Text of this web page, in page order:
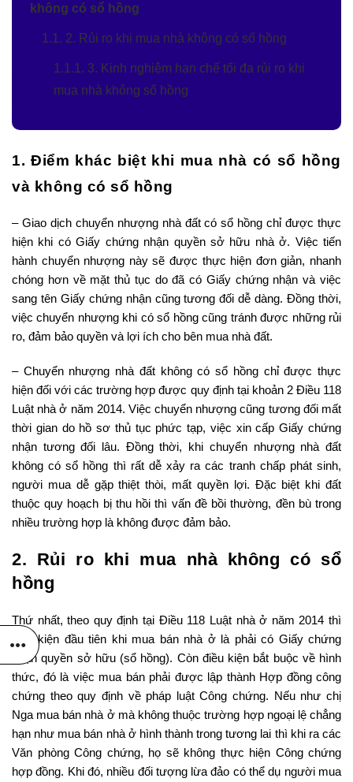
không có sổ hồng
1.1. 2. Rủi ro khi mua nhà không có sổ hồng
1.1.1. 3. Kinh nghiệm hạn chế tối đa rủi ro khi
mua nhà không sổ hồng
1. Điểm khác biệt khi mua nhà có sổ hồng
và không có sổ hồng
– Giao dịch chuyển nhượng nhà đất có sổ hồng chỉ được thực
hiện khi có Giấy chứng nhận quyền sở hữu nhà ở. Việc tiến
hành chuyển nhượng này sẽ được thực hiện đơn giản, nhanh
chóng hơn về mặt thủ tục do đã có Giấy chứng nhận và việc
sang tên Giấy chứng nhận cũng tương đối dễ dàng. Đồng thời,
việc chuyển nhượng khi có sổ hồng cũng tránh được những rủi
ro, đảm bảo quyền và lợi ích cho bên mua nhà đất.
– Chuyển nhượng nhà đất không có sổ hồng chỉ được thực
hiện đối với các trường hợp được quy định tại khoản 2 Điều 118
Luật nhà ở năm 2014. Việc chuyển nhượng cũng tương đối mất
thời gian do hồ sơ thủ tục phức tạp, việc xin cấp Giấy chứng
nhận tương đối lâu. Đồng thời, khi chuyển nhượng nhà đất
không có sổ hồng thì rất dễ xảy ra các tranh chấp phát sinh,
người mua dễ gặp thiệt thòi, mất quyền lợi. Đặc biệt khi đất
thuộc quy hoạch bị thu hồi thì vấn đề bồi thường, đền bù trong
nhiều trường hợp là không được đảm bảo.
2. Rủi ro khi mua nhà không có sổ
hồng
Thứ nhất, theo quy định tại Điều 118 Luật nhà ở năm 2014 thì
điều kiện đầu tiên khi mua bán nhà ở là phải có Giấy chứng
nhận quyền sở hữu (sổ hồng). Còn điều kiện bắt buộc về hình
thức, đó là việc mua bán phải được lập thành Hợp đồng công
chứng theo quy định về pháp luật Công chứng. Nếu như chị
Nga mua bán nhà ở mà không thuộc trường hợp ngoại lệ chẳng
hạn như mua bán nhà ở hình thành trong tương lai thì khi ra các
Văn phòng Công chứng, họ sẽ không thực hiện Công chứng
hợp đồng. Khi đó, nhiều đối tượng lừa đảo có thể dụ người mua